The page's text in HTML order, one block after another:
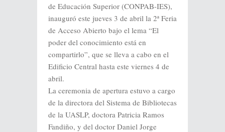
de Educación Superior (CONPAB-IES),
inauguró este jueves 3 de abril la 2ª Feria
de Acceso Abierto bajo el lema “El
poder del conocimiento está en
compartirlo”, que se lleva a cabo en el
Edificio Central hasta este viernes 4 de
abril.
La ceremonia de apertura estuvo a cargo
de la directora del Sistema de Bibliotecas
de la UASLP, doctora Patricia Ramos
Fandiño, y del doctor Daniel Jorge